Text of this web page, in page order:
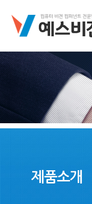
제품소개